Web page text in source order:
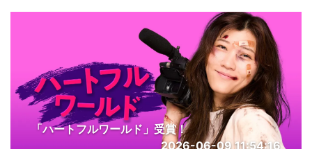
「ハートフルワールド」受賞！
2026-06-09 11:54:16